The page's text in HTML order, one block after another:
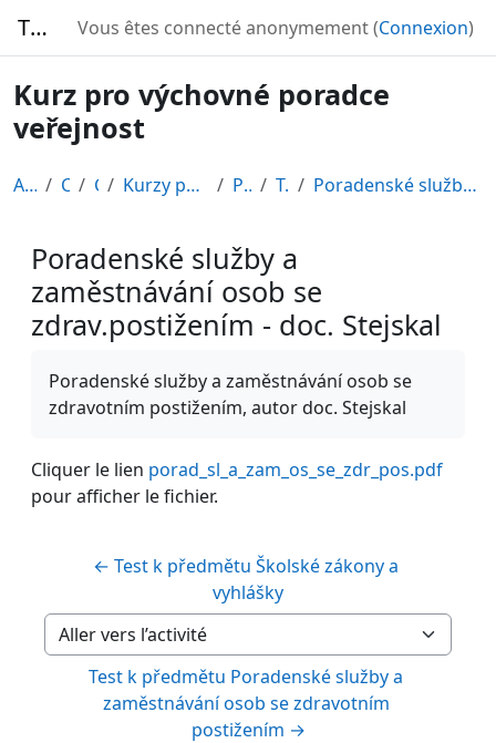
TURBO Vous êtes connecté anonymement (Connexion)
Kurz pro výchovné poradce
veřejnost
Accueil Cours CDV Kurzy připravené v rámci ESF POR12_1 Topic 5 Poradenské služby a zaměstnávání osob se zdrav.pos...
Poradenské služby a
zaměstnávání osob se
zdrav.postižením - doc. Stejskal
Poradenské služby a zaměstnávání osob se
zdravotním postižením, autor doc. Stejskal
Cliquer le lien porad_sl_a_zam_os_se_zdr_pos.pdf
pour afficher le fichier.
← Test k předmětu Školské zákony a
vyhlášky
Aller vers l’activité
Test k předmětu Poradenské služby a
zaměstnávání osob se zdravotním
postižením →